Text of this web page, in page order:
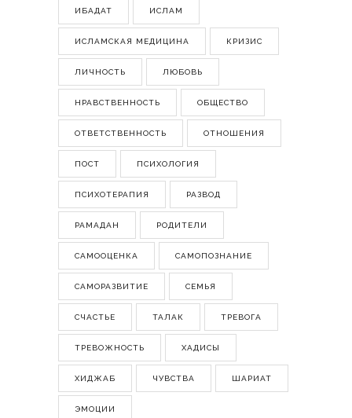
ИБАДАТ ИСЛАМ
ИСЛАМСКАЯ МЕДИЦИНА КРИЗИС
ЛИЧНОСТЬ ЛЮБОВЬ
НРАВСТВЕННОСТЬ ОБЩЕСТВО
ОТВЕТСТВЕННОСТЬ ОТНОШЕНИЯ
ПОСТ ПСИХОЛОГИЯ
ПСИХОТЕРАПИЯ РАЗВОД
РАМАДАН РОДИТЕЛИ
САМООЦЕНКА САМОПОЗНАНИЕ
САМОРАЗВИТИЕ СЕМЬЯ
СЧАСТЬЕ ТАЛАК ТРЕВОГА
ТРЕВОЖНОСТЬ ХАДИСЫ
ХИДЖАБ ЧУВСТВА ШАРИАТ
ЭМОЦИИ